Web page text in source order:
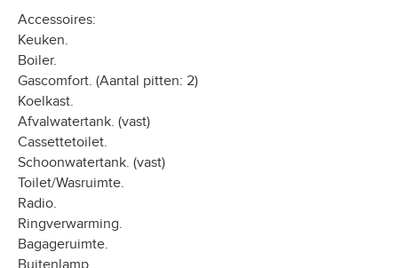
Accessoires:
Keuken.
Boiler.
Gascomfort. (Aantal pitten: 2)
Koelkast.
Afvalwatertank. (vast)
Cassettetoilet.
Schoonwatertank. (vast)
Toilet/Wasruimte.
Radio.
Ringverwarming.
Bagageruimte.